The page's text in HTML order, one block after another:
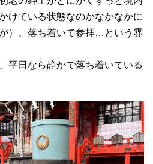
けている状態なのかなかなかに
）、落ち着いて参拝…という雰
平日なら静かで落ち着いている